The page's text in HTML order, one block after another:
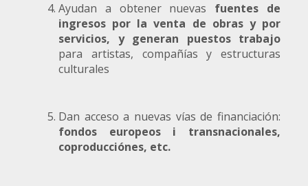
Ayudan a obtener nuevas fuentes de
ingresos por la venta de obras y por
servicios, y generan puestos trabajo
para artistas, compañías y estructuras
culturales
Dan acceso a nuevas vías de financiación:
fondos europeos i transnacionales,
coproducciónes, etc.